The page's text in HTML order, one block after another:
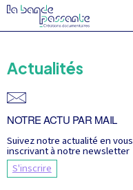
la fabrique
Actualités
NOTRE ACTU PAR MAIL
Suivez notre actualité en vous
inscrivant à notre newsletter
S'inscrire